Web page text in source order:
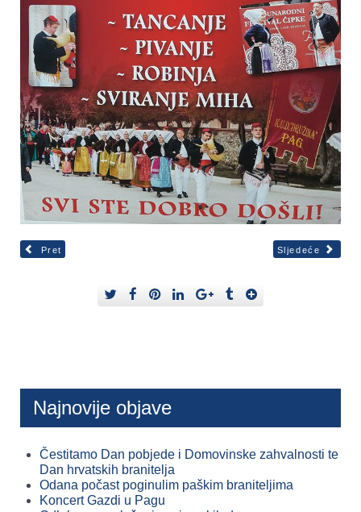
Pret Sljedeće
Najnovije objave
Čestitamo Dan pobjede i Domovinske zahvalnosti te
Dan hrvatskih branitelja
Odana počast poginulim paškim braniteljima
Koncert Gazdi u Pagu